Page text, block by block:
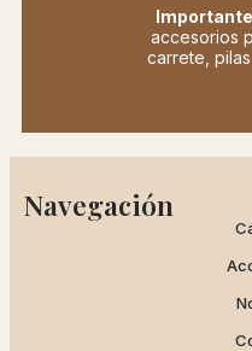
accesorios
carrete,
Navegación